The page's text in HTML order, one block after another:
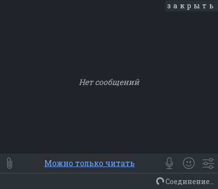
закрыть
Нет сообщений
⭐ Мои Smile
😀 Emoji
Смайлики
Люди Животные Еда Объекты
Можно только читать
Соединение...